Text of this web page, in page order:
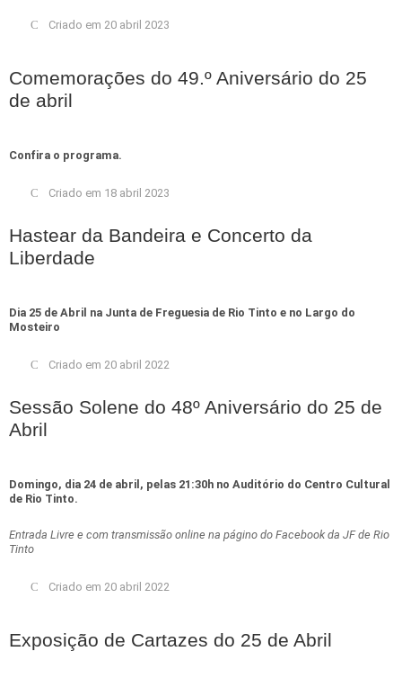
Criado em 20 abril 2023
Comemorações do 49.º Aniversário do 25
de abril
Confira o programa.
Criado em 18 abril 2023
Hastear da Bandeira e Concerto da
Liberdade
Dia 25 de Abril na Junta de Freguesia de Rio Tinto e no Largo do
Mosteiro
Criado em 20 abril 2022
Sessão Solene do 48º Aniversário do 25 de
Abril
Domingo, dia 24 de abril, pelas 21:30h no Auditório do Centro Cultural
de Rio Tinto.
Entrada Livre e com transmissão online na págino do Facebook da JF de Rio
Tinto
Criado em 20 abril 2022
Exposição de Cartazes do 25 de Abril